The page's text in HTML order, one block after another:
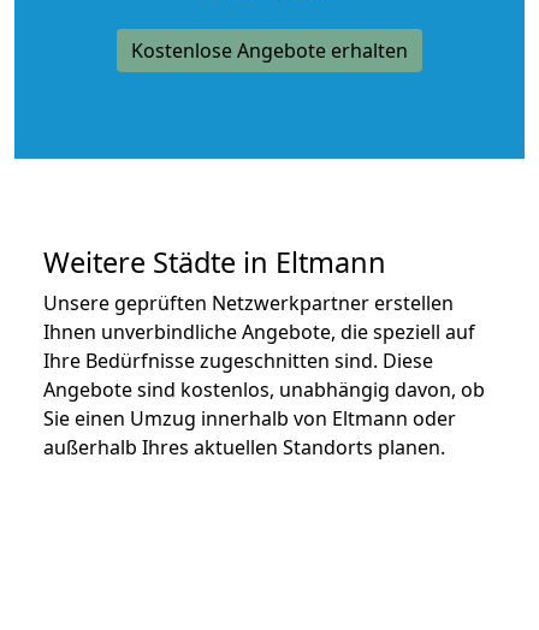
Kostenlose Angebote erhalten
Weitere Städte in Eltmann
Unsere geprüften Netzwerkpartner erstellen
Ihnen unverbindliche Angebote, die speziell auf
Ihre Bedürfnisse zugeschnitten sind. Diese
Angebote sind kostenlos, unabhängig davon, ob
Sie einen Umzug innerhalb von Eltmann oder
außerhalb Ihres aktuellen Standorts planen.